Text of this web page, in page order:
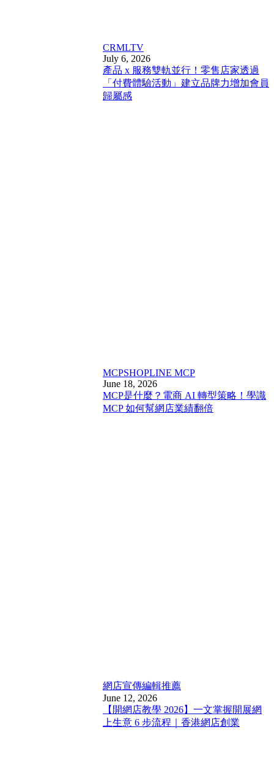
CRMLTV
July 6, 2026
產品 x 服務雙軌並行！零售店家透過
「付費體驗活動」建立品牌力增加會員
歸屬感
MCPSHOPLINE MCP
June 18, 2026
MCP是什麼？電商 AI 轉型策略！學識
MCP 如何幫網店業績翻倍
網店宣傳編輯推薦
June 12, 2026
【開網店教學 2026】一文掌握開展網
上生意 6 步流程｜香港網店創業